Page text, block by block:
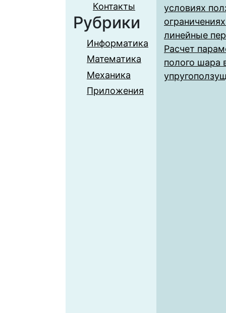
Контакты
Рубрики
Информатика
Математика
Механика
Приложения
условиях
линейные
Расчет
полого шара